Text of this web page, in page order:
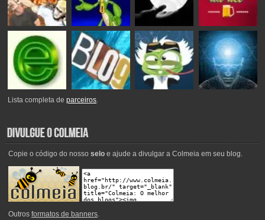
Lista completa deparceiros.
Copie o código do nosso seloe ajude a divulgar a Colmeia em seu blog.
Outros formatos de banners.